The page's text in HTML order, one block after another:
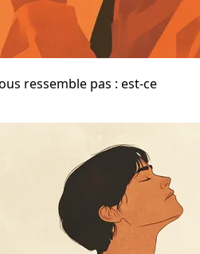
ressemble pas : est-ce